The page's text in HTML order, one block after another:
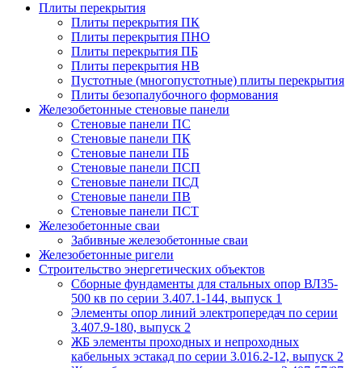
Плиты перекрытия
Плиты перекрытия ПК
Плиты перекрытия ПНО
Плиты перекрытия ПБ
Плиты перекрытия НВ
Пустотные (многопустотные) плиты перекрытия
Плиты безопалубочного формования
Железобетонные стеновые панели
Стеновые панели ПС
Стеновые панели ПК
Стеновые панели ПБ
Стеновые панели ПСП
Стеновые панели ПСД
Стеновые панели ПВ
Стеновые панели ПСТ
Железобетонные сваи
Забивные железобетонные сваи
Железобетонные ригели
Строительство энергетических объектов
Сборные фундаменты для стальных опор ВЛ35-
500 кв по серии 3.407.1-144, выпуск 1
Элементы опор линий электропередач по серии
3.407.9-180, выпуск 2
ЖБ элементы проходных и непроходных
кабельных эстакад по серии 3.016.2-12, выпуск 2